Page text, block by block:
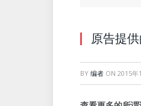
原告提
BY 编者 ON 2015年